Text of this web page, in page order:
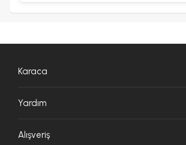
Karaca
Yardım
Alışveriş